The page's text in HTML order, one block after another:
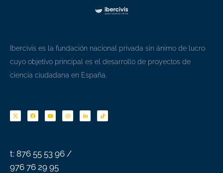
Ibercivis es la fundación nacional privada sin ánimo de lucro
cuyo objetivo principal es el desarrollo de proyectos de
ciencia ciudadana en España.
c
e
b
u
t
u
s
t
a
n
k
e
k
t
o
t: 876 55 53 96 /
976 76 29 95